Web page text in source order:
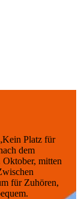
Platz für
dem
Oktober, mitten
für Zuhören,